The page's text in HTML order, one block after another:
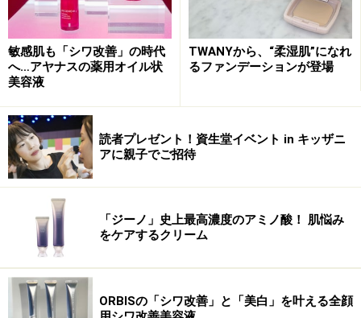
敏感肌も「シワ改善」の時代
へ…アヤナスの薬用オイル状
美容液
TWANYから、“柔湿肌”になれ
るファンデーションが登場
読者プレゼント！資生堂イベント in キッザニ
アに親子でご招待
「ジーノ」史上最高濃度のアミノ酸！ 肌悩み
をケアするクリーム
ORBISの「シワ改善」と「美白」を叶える全顔